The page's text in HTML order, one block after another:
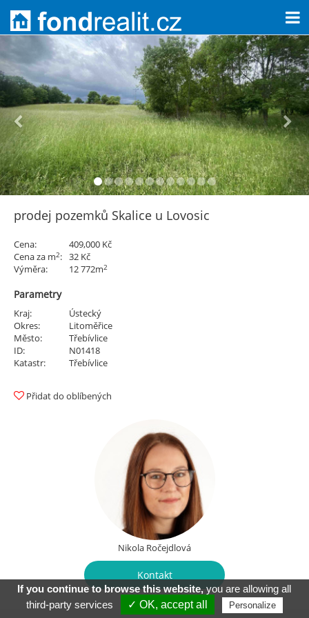
prodej pozemků Skalice u Lovosic
Cena:
409,000 Kč
Cena za m2: 32 Kč
Výměra:
12 772m2
Parametry
Kraj:
Ústecký
Okres:
Litoměřice
Město:
Třebívlice
ID:
N01418
Katastr:
Třebívlice
Přidat do oblíbených
Nikola Ročejdlová
Kontakt
If you continue to browse this website,you are allowing all
third-party services
✓ OK, accept all Personalize